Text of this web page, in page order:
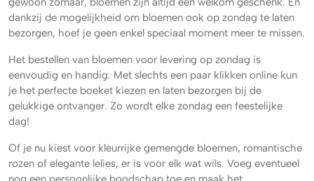
dankzij de mogelijkheid om bloemen ook op zondag te laten
bezorgen, hoef je geen enkel speciaal moment meer te missen.
Het bestellen van bloemen voor levering op zondag is
eenvoudig en handig. Met slechts een paar klikken online kun
je het perfecte boeket kiezen en laten bezorgen bij de
gelukkige ontvanger. Zo wordt elke zondag een feestelijke
dag!
Of je nu kiest voor kleurrijke gemengde bloemen, romantische
rozen of elegante lelies, er is voor elk wat wils. Voeg eventueel